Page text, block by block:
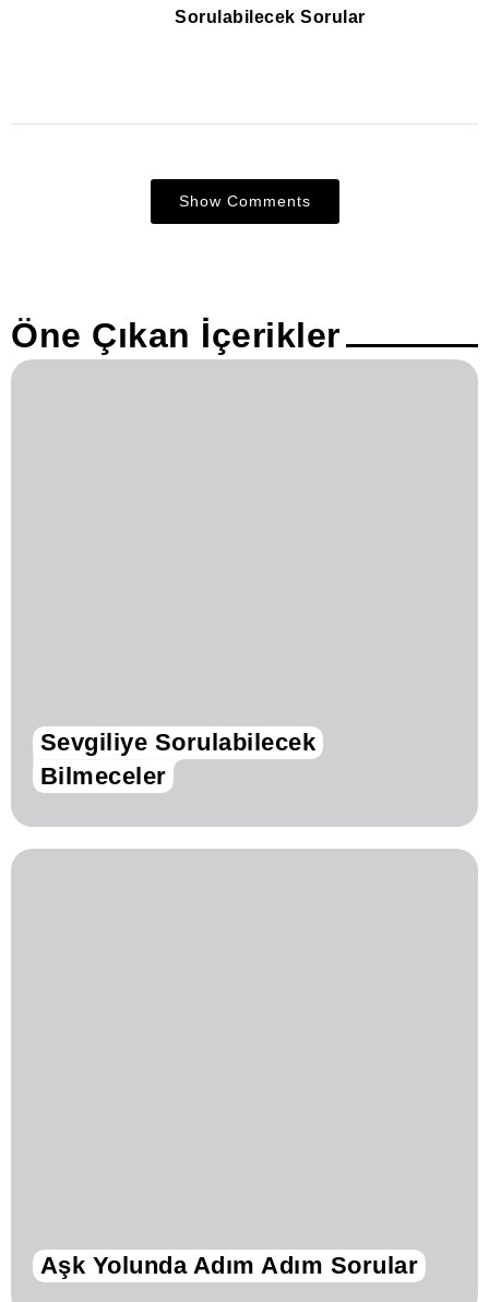
Sorulabilecek Sorular
Show Comments
Öne Çıkan İçerikler
Sevgiliye Sorulabilecek
Bilmeceler
Aşk Yolunda Adım Adım Sorular